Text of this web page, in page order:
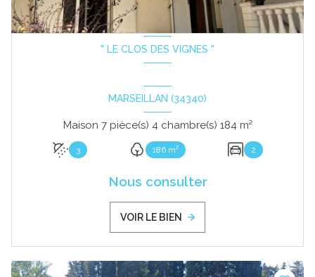
" LE CLOS DES VIGNES "
MARSEILLAN (34340)
Maison 7 pièce(s) 4 chambre(s) 184 m²
3 186 m² 2
Nous consulter
VOIR LE BIEN